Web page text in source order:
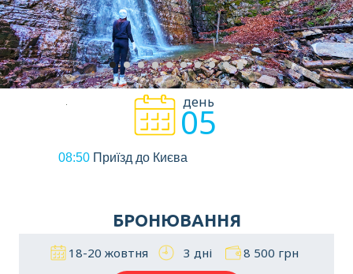
08:50 Приїзд до Києва
05
день
БРОНЮВАННЯ
18-20 жовтня 8 500 грн
3 дні